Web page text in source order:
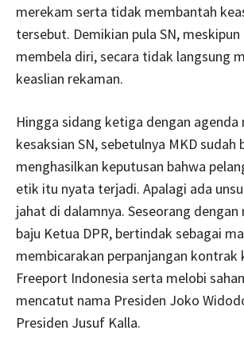
merekam serta tidak membantah
tersebut. Demikian pula SN,
membela diri, secara tidak langsung
keaslian rekaman.
Hingga sidang ketiga dengan agenda
kesaksian SN, sebetulnya MKD sudah
menghasilkan keputusan bahwa
etik itu nyata terjadi. Apalagi ada
jahat di dalamnya. Seseorang dengan
baju Ketua DPR, bertindak sebagai
membicarakan perpanjangan kontrak
Freeport Indonesia serta melobi
mencatut nama Presiden Joko
Presiden Jusuf Kalla.